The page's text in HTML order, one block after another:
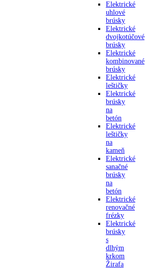
Elektrické
uhlové
brúsky
Elektrické
dvojkotúčové
brúsky
Elektrické
kombinované
brúsky
Elektrické
leštičky
Elektrické
brúsky
na
betón
Elektrické
leštičky
na
kameň
Elektrické
sanačné
brúsky
na
betón
Elektrické
renovačné
frézky
Elektrické
brúsky
s
dlhým
krkom
Žirafa